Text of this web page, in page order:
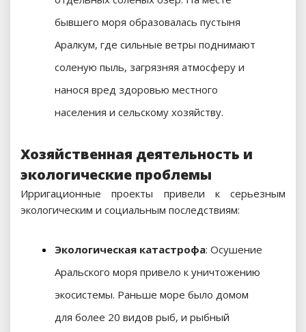
бывшего моря образовалась пустыня
Аралкум, где сильные ветры поднимают
соленую пыль, загрязняя атмосферу и
нанося вред здоровью местного
населения и сельскому хозяйству.
Хозяйственная деятельность и
экологические проблемы
Ирригационные проекты привели к серьезным
экологическим и социальным последствиям:
Экологическая катастрофа: Осушение
Аральского моря привело к уничтожению
экосистемы. Раньше море было домом
для более 20 видов рыб, и рыбный